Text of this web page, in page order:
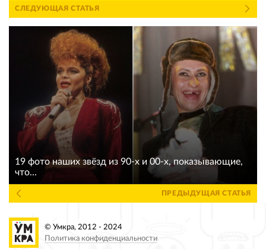
СЛЕДУЮЩАЯ СТАТЬЯ
19 фото наших звёзд из 90-х и 00-х, показывающие,
что...
ПРЕДЫДУЩАЯ СТАТЬЯ
© Умкра, 2012 - 2024
Политика конфиденциальности